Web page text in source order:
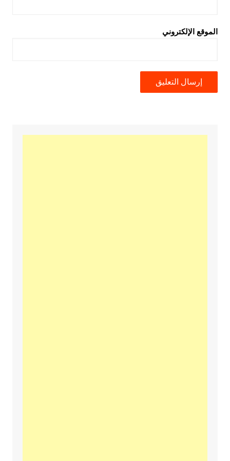
الموقع الإلكتروني